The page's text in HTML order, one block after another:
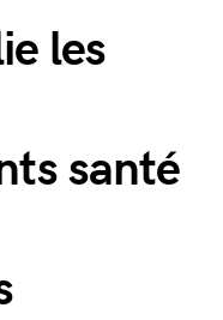
les
santé